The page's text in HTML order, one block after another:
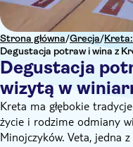
Strona główna/Grecja/
Degustacja potraw i wina z
Degustacja
wizytą w
Kreta ma głębokie
życie i rodzime odmiany
Minojczyków. Veta, jedna